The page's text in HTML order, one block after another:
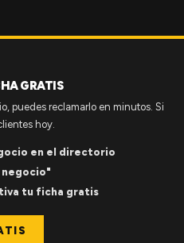
GRATIS
puedes reclamarlo en minutos. Si
hoy.
en el directorio
negocio"
tu ficha gratis